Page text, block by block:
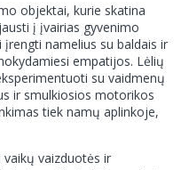
objektai, kurie skatina
į įvairias gyvenimo
namelius su baldais ir
empatijos. Lėlių
su vaidmenų
ir smulkiosios motorikos
tiek namų aplinkoje,
vaizduotės ir